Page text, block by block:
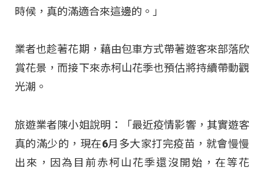
時候，真的滿適合來這邊的。」
業者也趁著花期，藉由包車方式帶著遊客來部落欣
賞花景，而接下來赤柯山花季也預估將持續帶動觀
光潮。
旅遊業者陳小姐說明：「最近疫情影響，其實遊客
真的滿少的，現在6月多大家打完疫苗，就會慢慢
出來，因為目前赤柯山花季還沒開始，在等花